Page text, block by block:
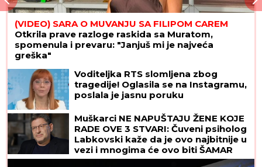
(VIDEO) SARA O MUVANJU SA FILIPOM CAREM
Otkrila prave razloge raskida sa Muratom,
spomenula i prevaru: "Janjuš mi je najveća
greška"
Voditeljka RTS slomljena zbog
tragedije! Oglasila se na Instagramu,
poslala je jasnu poruku
Muškarci NE NAPUŠTAJU ŽENE KOJE
RADE OVE 3 STVARI: Čuveni psiholog
Labkovski kaže da je ovo najbitnije u
vezi i mnogima će ovo biti ŠAMAR
OTREŽNJENJA